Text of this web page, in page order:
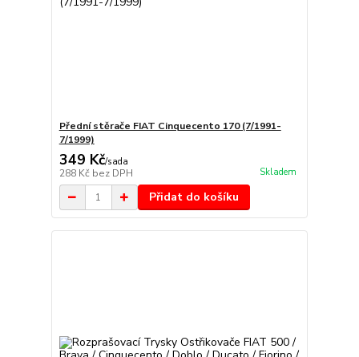
Přední stěrače FIAT Cinquecento 170 (7/1991-
7/1999)
349 Kč/sada
288 Kč bez DPH Skladem
Přidat do košíku